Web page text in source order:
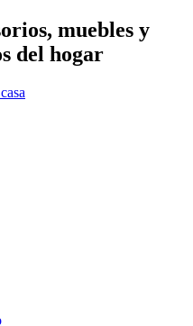
muebles y
del hogar